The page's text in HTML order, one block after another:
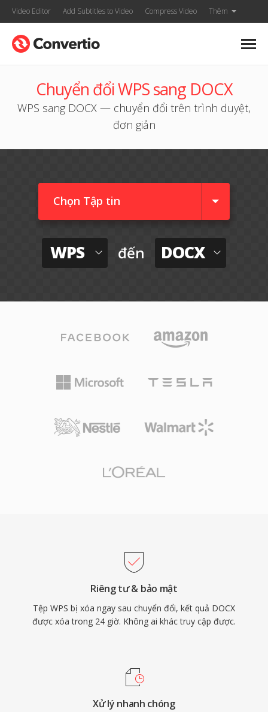
Video Editor Add Subtitles to Video Compress Video Thêm
Chuyển đổi WPS sang DOCX
WPS sang DOCX — chuyển đổi trên trình duyệt,
đơn giản
Chọn Tập tin
WPS đến DOCX
Riêng tư & bảo mật
Tệp WPS bị xóa ngay sau chuyển đổi, kết quả DOCX
được xóa trong 24 giờ. Không ai khác truy cập được.
Xử lý nhanh chóng